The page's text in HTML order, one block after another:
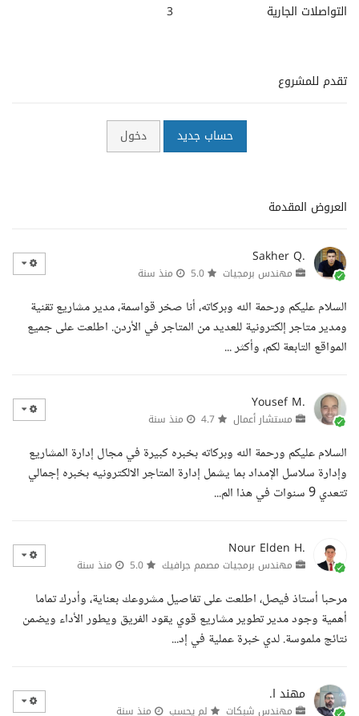
التواصلات الجارية
3
تقدم للمشروع
حساب جديد دخول
العروض المقدمة
Sakher Q.
مهندس برمجيات منذ سنة
السلام عليكم ورحمة الله وبركاته، أنا صخر قواسمة، مدير مشاريع تقنية
ومدير متاجر إلكترونية للعديد من المتاجر في الأردن. اطلعت على جميع
المواقع التابعة لكم، وأكثر ...
Yousef M.
مستشار أعمال منذ سنة
السلام عليكم ورحمة الله وبركاته بخبره كبيرة في مجال إدارة المشاريع
وإدارة سلاسل الإمداد بما يشمل إدارة المتاجر الالكترونيه بخبره إجمالي
تتعدي 9 سنوات في هذا الم...
Nour Elden H.
مهندس برمجيات مصمم جرافيك منذ سنة
مرحبا أستاذ فيصل، اطلعت على تفاصيل مشروعك بعناية، وأدرك تماما
أهمية وجود مدير تطوير مشاريع قوي يقود الفريق ويطور الأداء ويضمن
نتائج ملموسة. لدي خبرة عملية في إد...
مهند ا.
مهندس شبكات لم يحسب منذ سنة